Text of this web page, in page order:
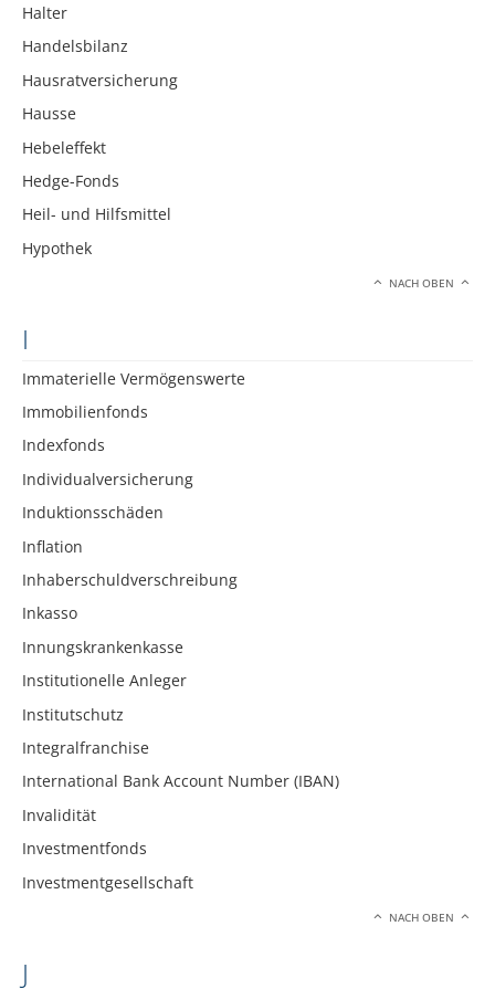
Halter
Handelsbilanz
Hausratversicherung
Hausse
Hebeleffekt
Hedge-Fonds
Heil- und Hilfsmittel
Hypothek
NACH OBEN
I
Immaterielle Vermögenswerte
Immobilienfonds
Indexfonds
Individualversicherung
Induktionsschäden
Inflation
Inhaberschuldverschreibung
Inkasso
Innungskrankenkasse
Institutionelle Anleger
Institutschutz
Integralfranchise
International Bank Account Number (IBAN)
Invalidität
Investmentfonds
Investmentgesellschaft
NACH OBEN
J